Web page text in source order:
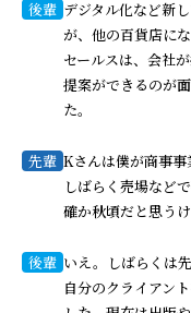
後輩 デジタル化など新
が、他の百貨店に
セールスは、会社
提案ができるのが
た。
先輩 Kさんは僕が商事事
しばらく売場など
確か秋頃だと思う
後輩 いえ。しばらくは
自分のクライアン